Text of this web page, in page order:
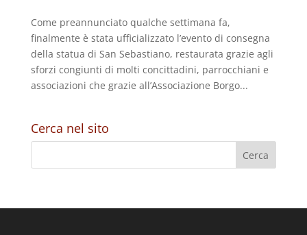
Come preannunciato qualche settimana fa,
finalmente è stata ufficializzato l’evento di consegna
della statua di San Sebastiano, restaurata grazie agli
sforzi congiunti di molti concittadini, parrocchiani e
associazioni che grazie all’Associazione Borgo...
Cerca nel sito